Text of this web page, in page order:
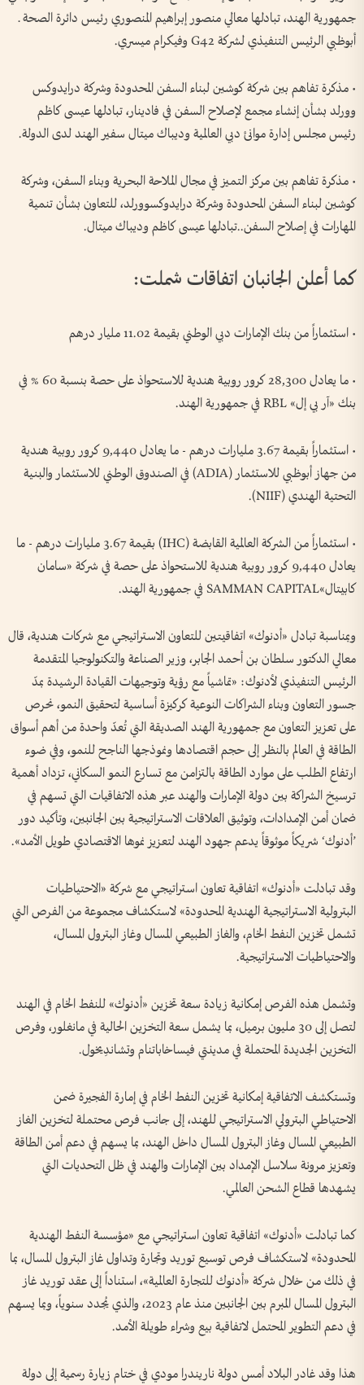
جمهورية الهند، تبادلها معالي منصور إبراهيم المنصوري رئيس دائرة الصحة ـ
أبوظبي الرئيس التنفيذي لشركة G42 وفيكرام ميسري.
• مذكرة تفاهم بين شركة كوشين لبناء السفن المحدودة وشركة درايدوكس
وورلد بشأن إنشاء مجمع لإصلاح السفن في فادينار، تبادلها عيسى كاظم
رئيس مجلس إدارة موانئ دبي العالمية وديباك ميتال سفير الهند لدى الدولة.
• مذكرة تفاهم بين مركز التميز في مجال الملاحة البحرية وبناء السفن، وشركة
كوشين لبناء السفن المحدودة وشركة درايدوكسوورلد، للتعاون بشأن تنمية
المهارات في إصلاح السفن..تبادلها عيسى كاظم وديباك ميتال.
كما أعلن الجانبان اتفاقات شملت:
• استثماراً من بنك الإمارات دبي الوطني بقيمة 11.02 مليار درهم
• ما يعادل 28,300 كرور روبية هندية للاستحواذ على حصة بنسبة 60 % في
بنك «آر بي إل» RBL في جمهورية الهند.
• استثماراً بقيمة 3.67 مليارات درهم - ما يعادل 9,440 كرور روبية هندية
من جهاز أبوظبي للاستثمار (ADIA) في الصندوق الوطني للاستثمار والبنية
التحتية الهندي (NIIF).
• استثماراً من الشركة العالمية القابضة (IHC) بقيمة 3.67 مليارات درهم - ما
يعادل 9,440 كرور روبية هندية للاستحواذ على حصة في شركة «سامان
كابيتال»SAMMAN CAPITAL في جمهورية الهند.
وبمناسبة تبادل «أدنوك» اتفاقيتين للتعاون الاستراتيجي مع شركات هندية، قال
معالي الدكتور سلطان بن أحمد الجابر، وزير الصناعة والتكنولوجيا المتقدمة
الرئيس التنفيذي لأدنوك: «تماشياً مع رؤية وتوجيهات القيادة الرشيدة بمدّ
جسور التعاون وبناء الشراكات النوعية كركيزة أساسية لتحقيق النمو، نحرص
على تعزيز التعاون مع جمهورية الهند الصديقة التي تُعدّ واحدة من أهم أسواق
الطاقة في العالم بالنظر إلى حجم اقتصادها ونموذجها الناجح للنمو، وفي ضوء
ارتفاع الطلب على موارد الطاقة بالتزامن مع تسارع النمو السكاني، تزداد أهمية
ترسيخ الشراكة بين دولة الإمارات والهند عبر هذه الاتفاقيات التي تسهم في
ضمان أمن الإمدادات، وتوثيق العلاقات الاستراتيجية بين الجانبين، وتأكيد دور
’أدنوك‘ شريكاً موثوقاً يدعم جهود الهند لتعزيز نموها الاقتصادي طويل الأمد».
وقد تبادلت «أدنوك» اتفاقية تعاون استراتيجي مع شركة «الاحتياطيات
البترولية الاستراتيجية الهندية المحدودة» لاستكشاف مجموعة من الفرص التي
تشمل تخزين النفط الخام، والغاز الطبيعي المسال وغاز البترول المسال،
والاحتياطيات الاستراتيجية.
وتشمل هذه الفرص إمكانية زيادة سعة تخزين «أدنوك» للنفط الخام في الهند
لتصل إلى 30 مليون برميل، بما يشمل سعة التخزين الحالية في مانغلور، وفرص
التخزين الجديدة المحتملة في مدينتي فيساخاباتنام وتشاندِيخول.
وتستكشف الاتفاقية إمكانية تخزين النفط الخام في إمارة الفجيرة ضمن
الاحتياطي البترولي الاستراتيجي للهند، إلى جانب فرص محتملة لتخزين الغاز
الطبيعي المسال وغاز البترول المسال داخل الهند، بما يسهم في دعم أمن الطاقة
وتعزيز مرونة سلاسل الإمداد بين الإمارات والهند في ظل التحديات التي
يشهدها قطاع الشحن العالمي.
كما تبادلت «أدنوك» اتفاقية تعاون استراتيجي مع «مؤسسة النفط الهندية
المحدودة» لاستكشاف فرص توسيع توريد وتجارة وتداول غاز البترول المسال، بما
في ذلك من خلال شركة «أدنوك للتجارة العالمية»، استناداً إلى عقد توريد غاز
البترول المسال المبرم بين الجانبين منذ عام 2023، والذي يُجدد سنوياً، وبما يسهم
في دعم التطوير المحتمل لاتفاقية بيع وشراء طويلة الأمد.
هذا وقد غادر البلاد أمس دولة ناريندرا مودي في ختام زيارة رسمية إلى دولة